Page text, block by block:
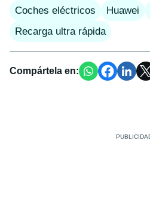
Coches eléctricos Huawei
Recarga ultra rápida
Compártela en: